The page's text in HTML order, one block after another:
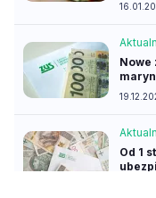
Nowe
Od 1